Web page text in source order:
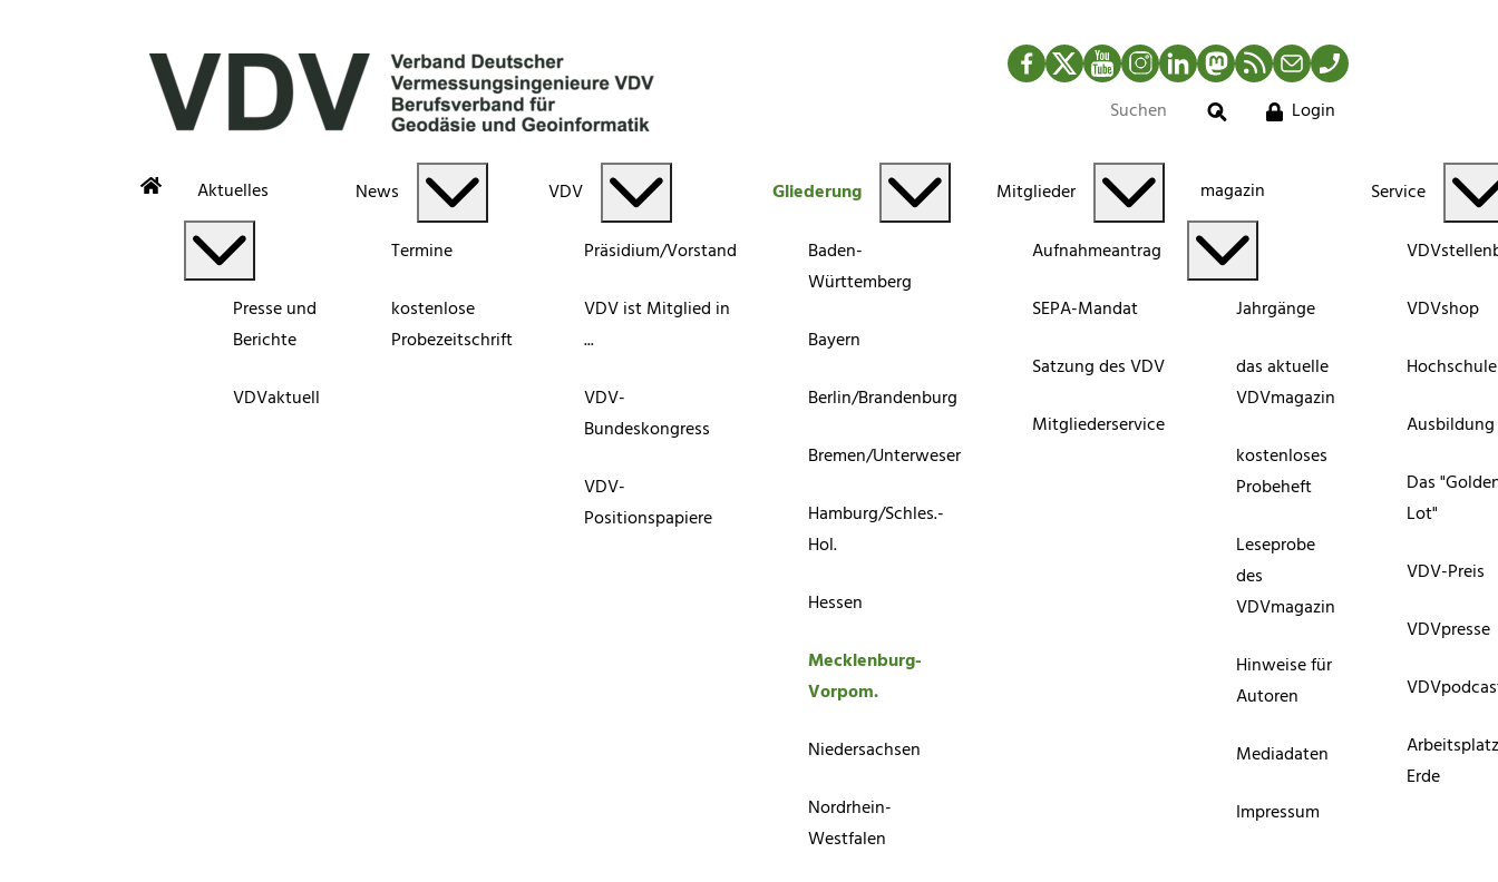
Facebook
TwitterYouTubeInstagram
LinkedInMastodonRSS-Newsfeed
MailTelefon
Suche
Login
Aktuelles
Presse und
Berichte
VDVaktuell
News
Termine
kostenlose
Probezeitschrift
VDV
Präsidium/Vorstand
VDV ist Mitglied in
...
VDV-
Bundeskongress
VDV-
Positionspapiere
Gliederung
Baden-
Württemberg
Bayern
Berlin/Brandenburg
Bremen/Unterweser
Hamburg/Schles.-
Hol.
Hessen
Mecklenburg-
Vorpom.
Niedersachsen
Nordrhein-
Westfalen
Mitglieder
Aufnahmeantrag
SEPA-Mandat
Satzung des VDV
Mitgliederservice
magazin
Jahrgänge
das aktuelle
VDVmagazin
kostenloses
Probeheft
Leseprobe
des
VDVmagazin
Hinweise für
Autoren
Mediadaten
Impressum
Service
VDVshop
Ausbildung
Das
Lot"
VDV-Preis
VDVpresse
Erde